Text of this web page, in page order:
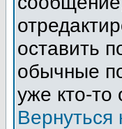
оставить
обычные
уже кто-то
Вернуться